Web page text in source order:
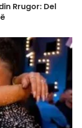
Rrugor: Del